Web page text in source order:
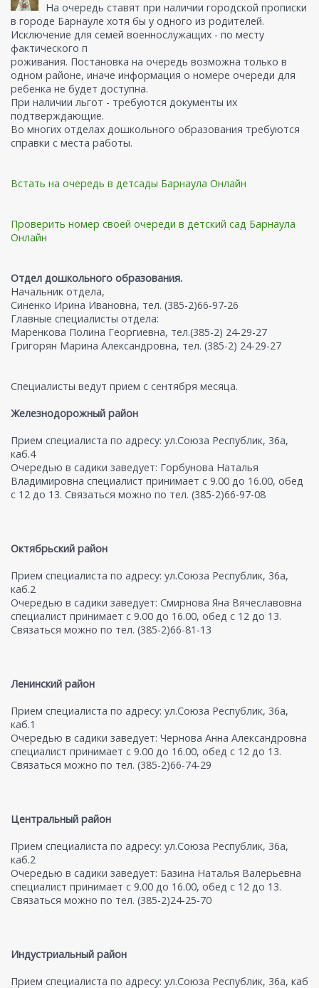
На очередь ставят при наличии городской прописки
в городе Барнауле хотя бы у одного из родителей.
Исключение для семей военнослужащих - по месту
фактического п
роживания. Постановка на очередь возможна только в
одном районе, иначе информация о номере очереди для
ребенка не будет доступна.
При наличии льгот - требуются документы их
подтверждающие.
Во многих отделах дошкольного образования требуются
справки с места работы.
Встать на очередь в детсады Барнаула Онлайн
Проверить номер своей очереди в детский сад Барнаула
Онлайн
Отдел дошкольного образования.
Начальник отдела,
Синенко Ирина Ивановна, тел. (385-2)66-97-26
Главные специалисты отдела:
Маренкова Полина Георгиевна, тел.(385-2) 24-29-27
Григорян Марина Александровна, тел. (385-2) 24-29-27
Специалисты ведут прием с сентября месяца.
Железнодорожный район
Прием специалиста по адресу: ул.Союза Республик, 36а,
каб.4
Очередью в садики заведует: Горбунова Наталья
Владимировна специалист принимает с 9.00 до 16.00, обед
с 12 до 13. Связаться можно по тел. (385-2)66-97-08
Октябрьский район
Прием специалиста по адресу: ул.Союза Республик, 36а,
каб.2
Очередью в садики заведует: Смирнова Яна Вячеславовна
специалист принимает с 9.00 до 16.00, обед с 12 до 13.
Связаться можно по тел. (385-2)66-81-13
Ленинский район
Прием специалиста по адресу: ул.Союза Республик, 36а,
каб.1
Очередью в садики заведует: Чернова Анна Александровна
специалист принимает с 9.00 до 16.00, обед с 12 до 13.
Связаться можно по тел. (385-2)66-74-29
Центральный район
Прием специалиста по адресу: ул.Союза Республик, 36а,
каб.2
Очередью в садики заведует: Базина Наталья Валерьевна
специалист принимает с 9.00 до 16.00, обед с 12 до 13.
Связаться можно по тел. (385-2)24-25-70
Индустриальный район
Прием специалиста по адресу: ул.Союза Республик, 36а, каб